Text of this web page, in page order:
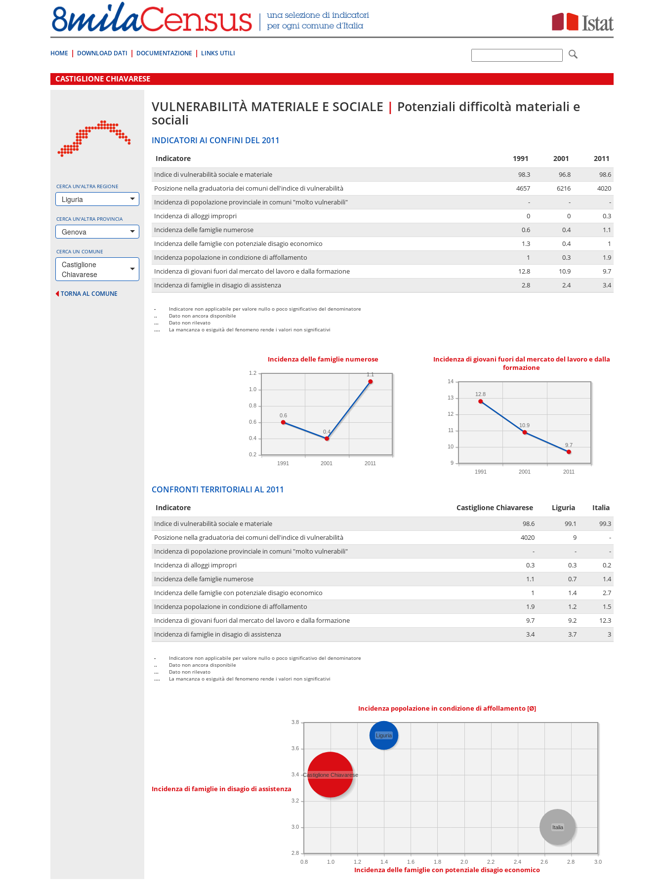
direttamente
a:
Contenuto
HOME DOWNLOAD DATI DOCUMENTAZIONE LINKS UTILI
.
CASTIGLIONE CHIAVARESE
CERCA UN'ALTRA REGIONE
Liguria
CERCA UN'ALTRA PROVINCIA
Genova
CERCA UN COMUNE
Castiglione
Chiavarese
TORNA AL COMUNE
VULNERABILITÀ MATERIALE E SOCIALE | Potenziali difficoltà materiali e
sociali
INDICATORI AI CONFINI DEL 2011
Indicatore 1991 2001 2011
Indice di vulnerabilità sociale e materiale 98.3 96.8
98.6
Posizione nella graduatoria dei comuni dell'indice di vulnerabilità
4657 6216
4020
Incidenza di popolazione provinciale in comuni "molto vulnerabili"
- -
-
Incidenza di alloggi impropri
0 0
0.3
Incidenza delle famiglie numerose
0.6 0.4
1.1
Incidenza delle famiglie con potenziale disagio economico
1.3 0.4
1
Incidenza popolazione in condizione di affollamento
1 0.3
1.9
Incidenza di giovani fuori dal mercato del lavoro e dalla formazione
12.8 10.9
9.7
Incidenza di famiglie in disagio di assistenza
2.8 2.4 3.4
-
Indicatore non applicabile per valore nullo o poco significativo del denominatore
..
Dato non ancora disponibile
...
Dato non rilevato
....
La mancanza o esiguità del fenomeno rende i valori non significativi
Incidenza delle famiglie numerose
1991 2001 2011
0.2
0.4
0.6
0.8
1.0
1.2 1.1
0.4
0.6
Incidenza di giovani fuori dal mercato del lavoro e dalla
formazione
1991 2001 2011
9
10
11
12
13
14
9.7
10.9
12.8
CONFRONTI TERRITORIALI AL 2011
Indicatore Castiglione Chiavarese Liguria Italia
Indice di vulnerabilità sociale e materiale 98.6 99.1
99.3
Posizione nella graduatoria dei comuni dell'indice di vulnerabilità
4020 9
-
Incidenza di popolazione provinciale in comuni "molto vulnerabili"
- -
-
Incidenza di alloggi impropri
0.3 0.3
0.2
Incidenza delle famiglie numerose
1.1 0.7
1.4
Incidenza delle famiglie con potenziale disagio economico
1 1.4
2.7
Incidenza popolazione in condizione di affollamento
1.9 1.2
1.5
Incidenza di giovani fuori dal mercato del lavoro e dalla formazione
9.7 9.2
12.3
Incidenza di famiglie in disagio di assistenza
3.4 3.7 3
-
Indicatore non applicabile per valore nullo o poco significativo del denominatore
..
Dato non ancora disponibile
...
Dato non rilevato
....
La mancanza o esiguità del fenomeno rende i valori non significativi
Incidenza popolazione in condizione di affollamento [Ø]
Incidenza di famiglie in disagio di assistenza
0.8 1.0 1.2 1.4 1.6 1.8 2.0 2.2 2.4 2.6 2.8 3.0
2.8
3.0
3.2
3.4
3.6
3.8
Castiglione Chiavarese
Italia
Liguria
Incidenza delle famiglie con potenziale disagio economico